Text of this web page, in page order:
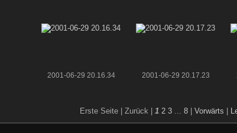
2001-06-29 20.16.34 2001-06-29 20.17.23
Erste Seite | Zurück | 1 2 3... 8 Vorwärts